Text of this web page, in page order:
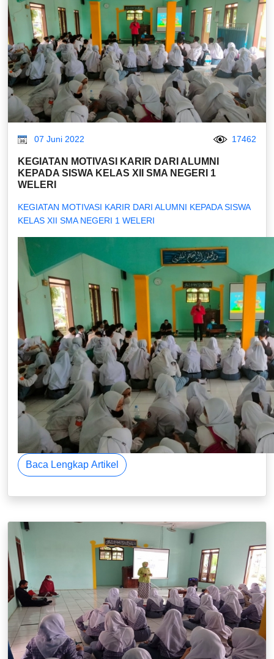
07 Juni 2022 17462
KEGIATAN MOTIVASI KARIR DARI ALUMNI
KEPADA SISWA KELAS XII SMA NEGERI 1
WELERI
KEGIATAN MOTIVASI KARIR DARI ALUMNI KEPADA SISWA
KELAS XII SMA NEGERI 1 WELERI
Baca Lengkap Artikel